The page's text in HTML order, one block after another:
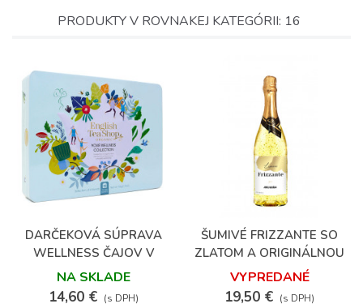
PRODUKTY V ROVNAKEJ KATEGÓRII: 16
DARČEKOVÁ SÚPRAVA
WELLNESS ČAJOV V
PLECHOVEJ KAZETE
NA SKLADE
14,60 € (s DPH)
ŠUMIVÉ FRIZZANTE SO
ZLATOM A ORIGINÁLNOU
ETIKETOU
VYPREDANÉ
19,50 € (s DPH)